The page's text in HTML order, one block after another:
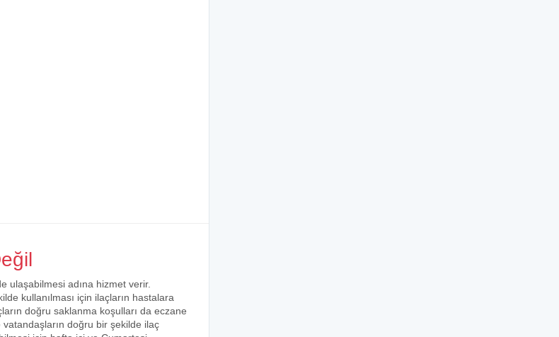
ulaşabilmesi adına hizmet verir.
kullanılması için ilaçların hastalara
doğru saklanma koşulları da eczane
doğru bir şekilde ilaç